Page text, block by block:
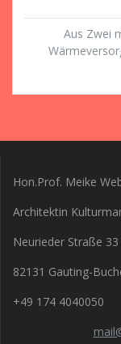
Aus Zwei
Hon.Prof. Meike
Architektin
Neurieder Straße 33
82131 Gauting-
+49 174 4040050